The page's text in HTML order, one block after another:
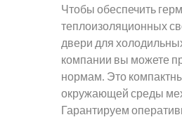
Чтобы обеспечить
теплоизоляционных
двери для
компании вы можете
нормам. Это
окружающей среды
Гарантируем